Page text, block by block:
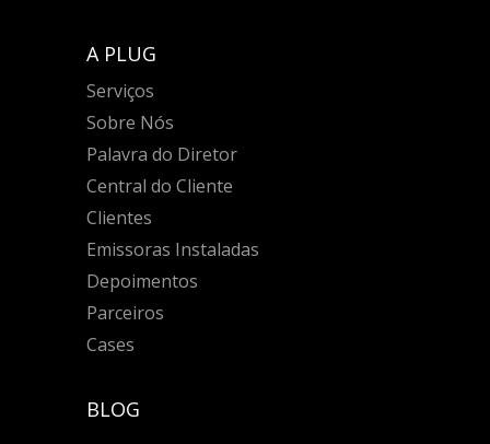
A PLUG
Serviços
Sobre Nós
Palavra do Diretor
Central do Cliente
Clientes
Emissoras Instaladas
Depoimentos
Parceiros
Cases
BLOG